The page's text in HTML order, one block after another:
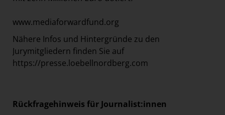
www.mediaforwardfund.org
Nähere Infos und Hintergründe zu den
Jurymitgliedern finden Sie auf
https://presse.loebellnordberg.com
Rückfragehinweis für Journalist:innen